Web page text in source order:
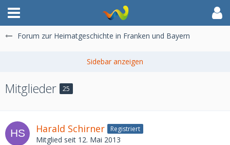
Forum zur Heimatgeschichte in Franken und Bayern
Mitglieder 25
Harald Schirner Registriert
Mitglied seit 12. Mai 2013